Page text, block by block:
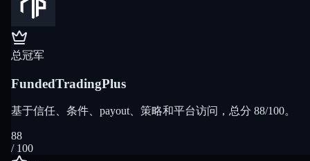
总冠军
FundedTradingPlus
基于信任、条件、payout、策略和平台访问，总分 88/100。
88
/ 100